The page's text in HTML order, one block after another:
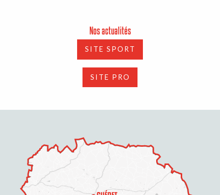
Nos actualités
SITE SPORT
SITE PRO